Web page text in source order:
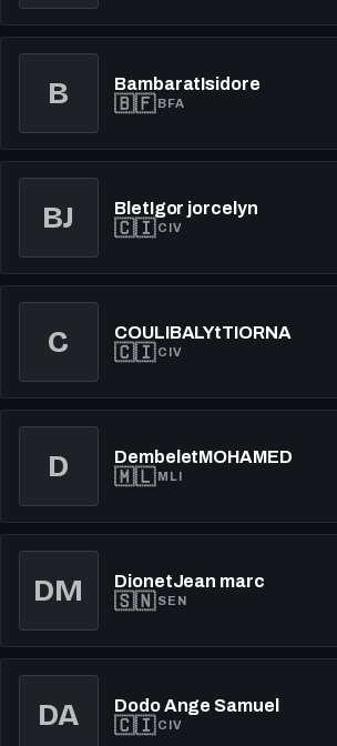
B BambaratIsidore
🇧🇫BFA
BJ BletIgor jorcelyn
🇨🇮CIV
C COULIBALYtTIORNA
🇨🇮CIV
D DembeletMOHAMED
🇲🇱MLI
DM DionetJean marc
🇸🇳SEN
DA Dodo Ange Samuel
🇨🇮CIV